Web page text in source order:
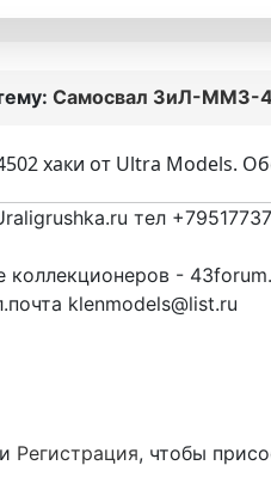
Самосвал ЗиЛ-ММЗ-
хаки от Ultra Models.
тел
коллекционеров -
klenmodels@list.ru
Регистрация, чтобы